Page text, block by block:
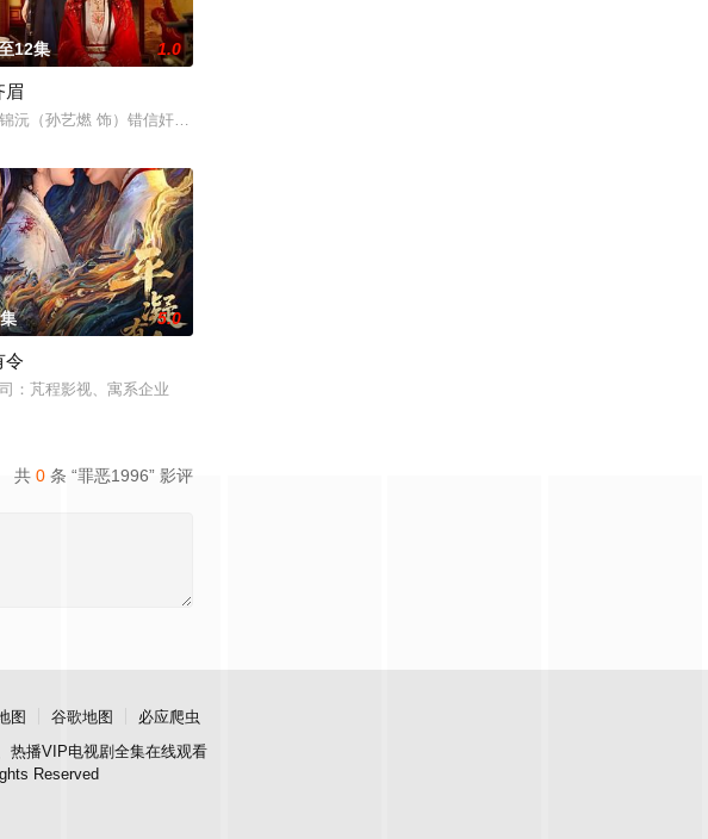
性格温婉，却深陷家庭泥潭。一次
来喜 饰）是雾城最好的木匠，精通古籍《鲁班秘术》，相传此书分为
12集 1.0
眉
沅（孙艺燃 饰）错信奸人逃婚酿祸，归来惊见恩人萧家遭灭顶之灾。为赎罪孽，她与替兄迎亲的萧家
从未听说过的朝代--大南朝，成
购的平凡生活，手握一封国内MCN公司的offer拉着丈夫付玉
5.0
令
：芃程影视、寓系企业
共 0 条 “罪恶1996” 影评
图 谷歌地图
必应爬虫
热播VIP电视剧全集在线观看
Reserved